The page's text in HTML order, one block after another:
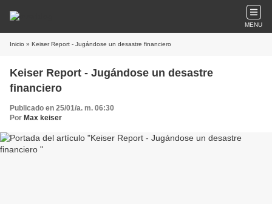
MENU
Inicio » Keiser Report - Jugándose un desastre financiero
Keiser Report - Jugándose un desastre
financiero
Publicado en 25/01/a. m. 06:30
Por Max keiser